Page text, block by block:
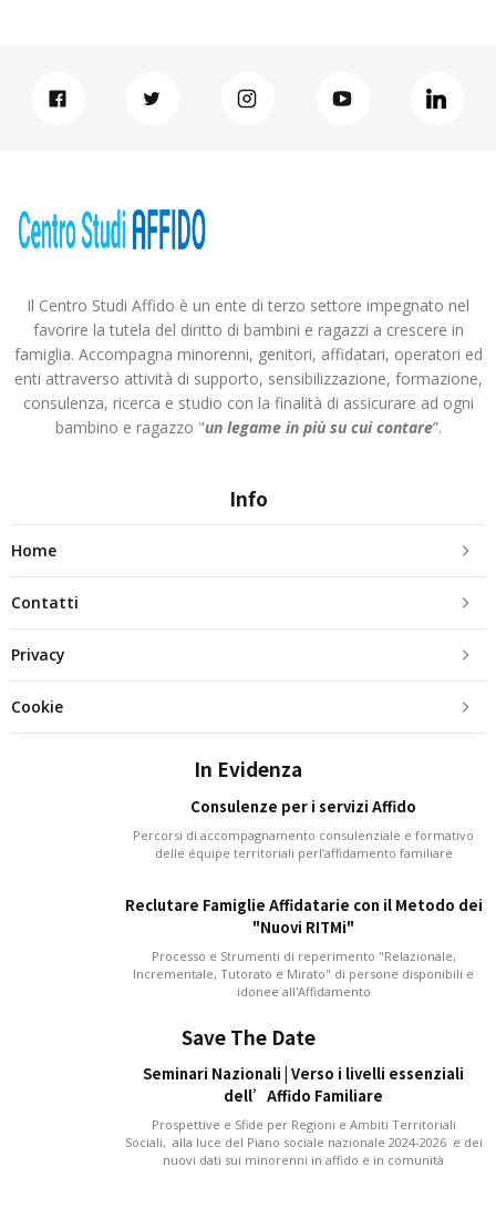
Il Centro Studi Affido è un ente di terzo settore impegnato nel
favorire la tutela del diritto di bambini e ragazzi a crescere in
famiglia. Accompagna minorenni, genitori, affidatari, operatori ed
enti attraverso attività di supporto, sensibilizzazione, formazione,
consulenza, ricerca e studio con la finalità di assicurare ad ogni
bambino e ragazzo "un legame in più su cui contare”.
Info
Home
Contatti
Privacy
Cookie
In Evidenza
Consulenze per i servizi Affido
Percorsi di accompagnamento consulenziale e formativo
delle équipe territoriali perl’affidamento familiare
Reclutare Famiglie Affidatarie con il Metodo dei
"Nuovi RITMi"
Processo e Strumenti di reperimento "Relazionale,
Incrementale, Tutorato e Mirato" di persone disponibili e
idonee all'Affidamento
Save The Date
Seminari Nazionali | Verso i livelli essenziali
dell’Affido Familiare
Prospettive e Sfide per Regioni e Ambiti Territoriali
Sociali, alla luce del Piano sociale nazionale 2024-2026 e dei
nuovi dati sui minorenni in affido e in comunità